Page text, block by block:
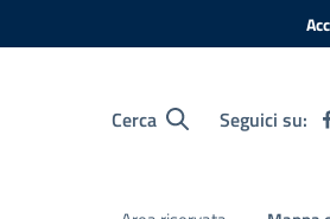
Cerca Seguici su: